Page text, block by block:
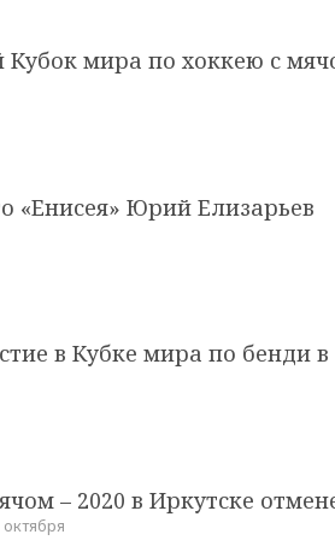
мира по хоккею с
«Енисея» Юрий Елизарьев
в Кубке мира по бенди в
– 2020 в Иркутске